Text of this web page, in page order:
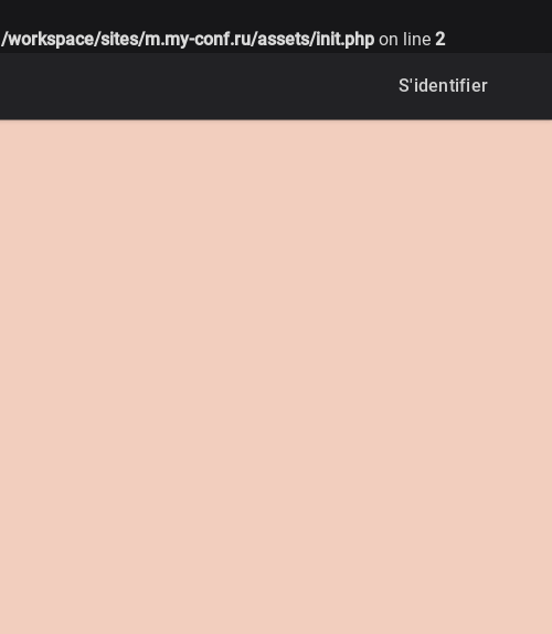
/workspace/sites/m.my-conf.ru/assets/init.php on line 2
S'identifier